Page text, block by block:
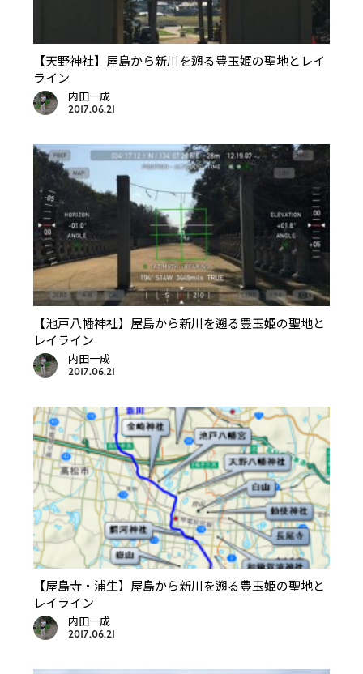
【天野神社】屋島から新川を遡る豊玉姫の聖地とレイ
ライン
内田一成
2017.06.21
【池戸八幡神社】屋島から新川を遡る豊玉姫の聖地と
レイライン
内田一成
2017.06.21
【屋島寺・浦生】屋島から新川を遡る豊玉姫の聖地と
レイライン
内田一成
2017.06.21